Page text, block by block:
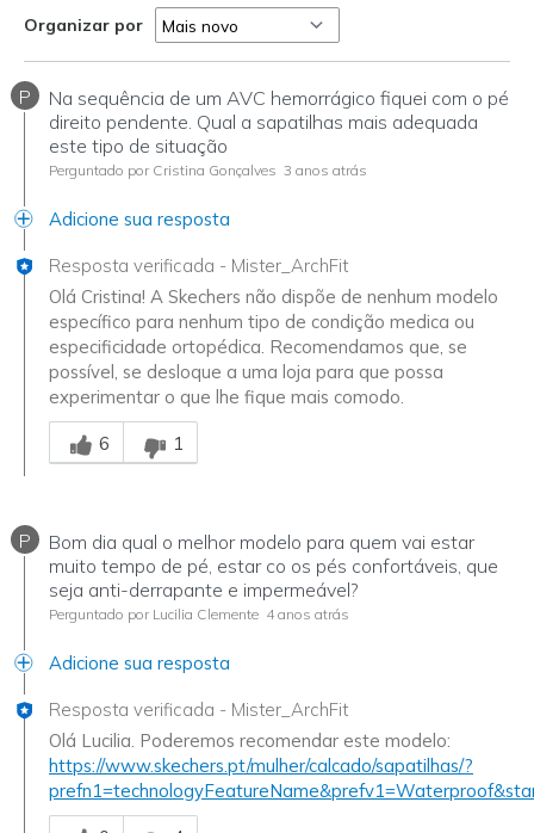
Organizar por
P
Na sequência de um AVC hemorrágico fiquei com o pé
direito pendente. Qual a sapatilhas mais adequada
este tipo de situação
Perguntado por Cristina Gonçalves 3 anos atrás
Adicione sua resposta
Resposta verificada - Mister_ArchFit
Olá Cristina! A Skechers não dispõe de nenhum modelo
específico para nenhum tipo de condição medica ou
especificidade ortopédica. Recomendamos que, se
possível, se desloque a uma loja para que possa
experimentar o que lhe fique mais comodo.
Essa resposta foi útil para você
6
1
P
Bom dia qual o melhor modelo para quem vai estar
muito tempo de pé, estar co os pés confortáveis, que
seja anti-derrapante e impermeável?
Perguntado por Lucilia Clemente 4 anos atrás
Adicione sua resposta
Resposta verificada - Mister_ArchFit
Olá Lucilia. Poderemos recomendar este modelo:
https://www.skechers.pt/mulher/calcado/sapatilhas/?
Essa resposta foi útil para você